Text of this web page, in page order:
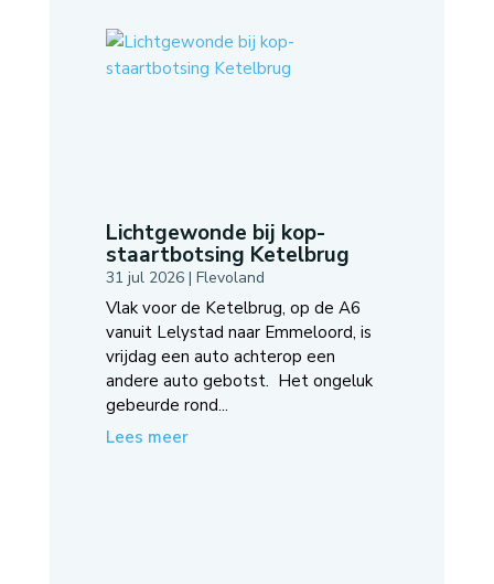
Lichtgewonde bij kop-
staartbotsing Ketelbrug
31 jul 2026| Flevoland
Vlak voor de Ketelbrug, op de A6
vanuit Lelystad naar Emmeloord, is
vrijdag een auto achterop een
andere auto gebotst. Het ongeluk
gebeurde rond...
Lees meer